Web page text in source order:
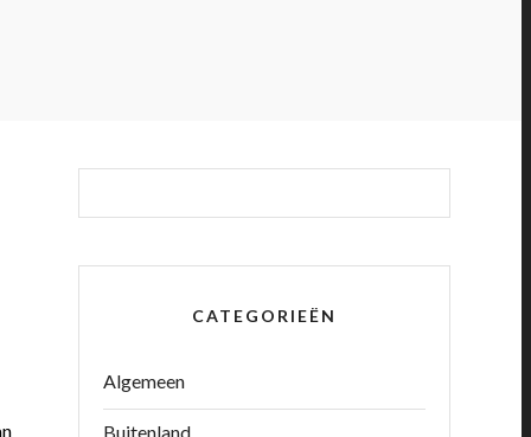
CATEGORIEËN
Algemeen
Buitenland